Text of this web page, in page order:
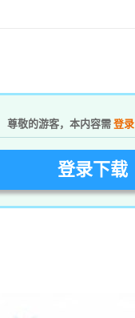
尊敬的游客，本内容需 登录
登录下载